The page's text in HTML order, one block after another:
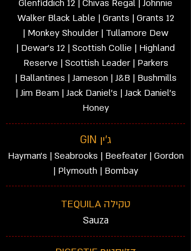
Glenfiddich 12 | Chivas Regal | Johnnie
Walker Black Lable | Grants | Grants 12
| Monkey Shoulder | Tullamore Dew
| Dewar’s 12 | Scottish Collie | Highland
Reserve | Scottish Leader | Parkers
| Ballantines | Jameson | J&B | Bushmills
| Jim Beam | Jack Daniel’s | Jack Daniel’s
Honey
ג'ין GIN
Hayman’s | Seabrooks | Beefeater | Gordon
| Plymouth | Bombay
טקילה TEQUILA
Sauza